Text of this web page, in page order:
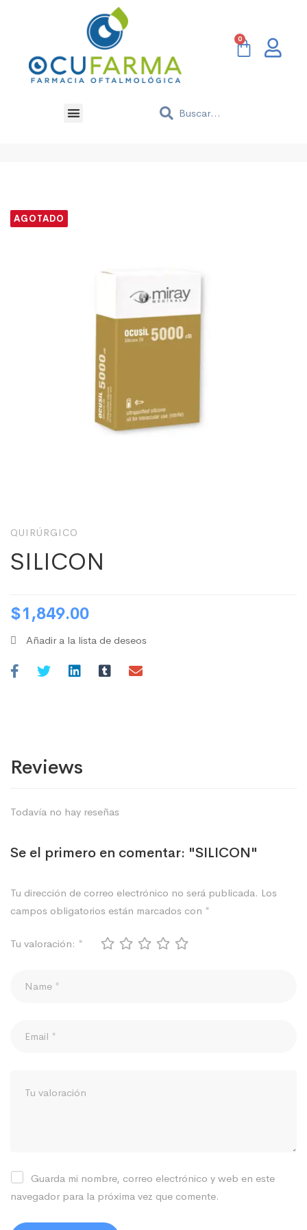
AGOTADO
QUIRÚRGICO
SILICON
$1,849.00
Añadir a la lista de deseos
Reviews
Todavía no hay reseñas
Se el primero en comentar: "SILICON"
Tu dirección de correo electrónico no será publicada. Los
campos obligatorios están marcados con *
Tu valoración: *
Guarda mi nombre, correo electrónico y web en este
navegador para la próxima vez que comente.